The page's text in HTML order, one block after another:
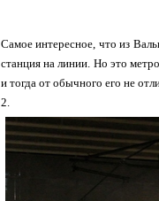
Самое интересное, что из
станция на линии. Но это
и тогда от обычного его не
2.